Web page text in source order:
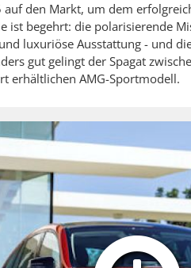
den Markt, um dem
ist begehrt: die polarisierende
luxuriöse Ausstattung - und
gut gelingt der Spagat
erhältlichen AMG-Sportmodell.